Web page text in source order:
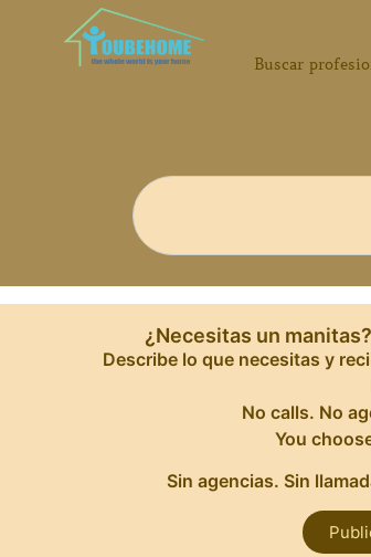
Buscar
¿Necesitas un
Describe lo que necesitas y
No calls. No
You
Sin agencias. Sin